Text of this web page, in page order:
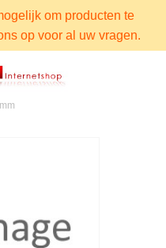
om producten te
op voor al uw vragen.